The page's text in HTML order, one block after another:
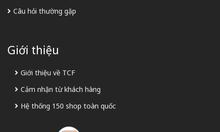
Câu hỏi thường gặp
Giới thiệu
Giới thiệu về TCF
Cảm nhận từ khách hàng
Hệ thống 150 shop toàn quốc